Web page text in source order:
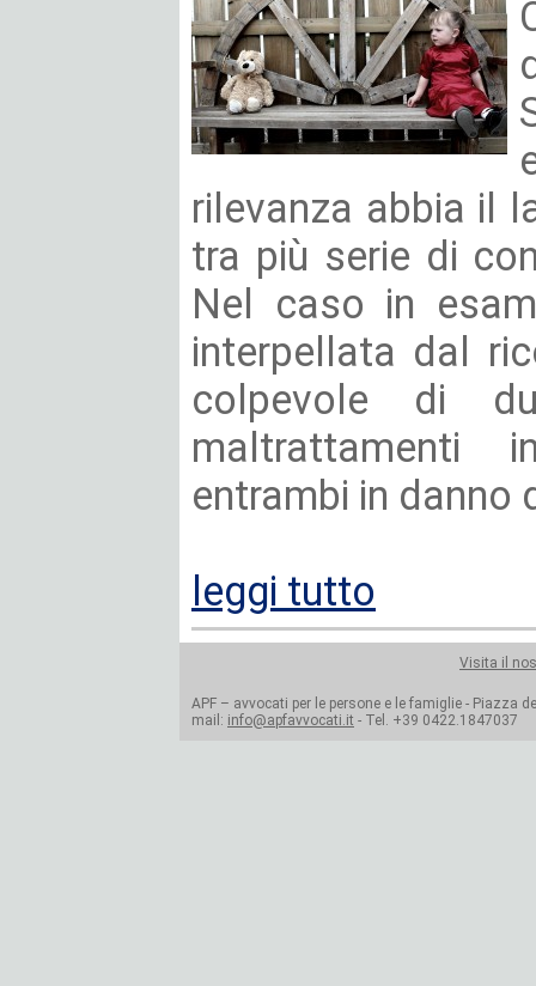
rilevanza abbia il
tra più serie di
Nel caso in
interpellata dal
colpevole di
maltrattamenti
entrambi in danno
leggi tutto
Visita il
APF – avvocati per le persone e le famiglie - Piazza
mail: info@apfavvocati.it - Tel. +39 0422.1847037